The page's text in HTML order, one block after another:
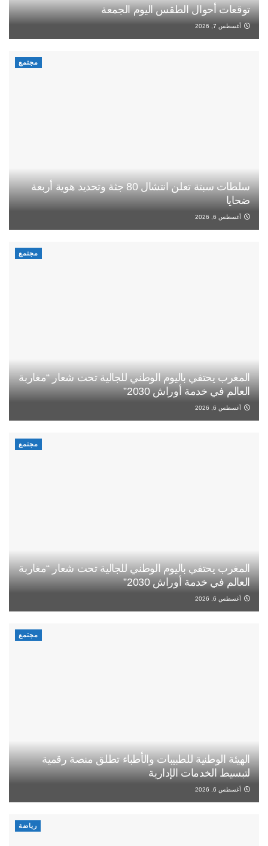
توقعات أحوال الطقس اليوم الجمعة
أغسطس 7, 2026
مجتمع
سلطات سبتة تعلن انتشال 80 جثة وتحديد هوية أربعة
ضحايا
أغسطس 6, 2026
مجتمع
المغرب يحتفي باليوم الوطني للجالية تحت شعار “مغاربة
العالم في خدمة أوراش 2030”
أغسطس 6, 2026
مجتمع
المغرب يحتفي باليوم الوطني للجالية تحت شعار “مغاربة
العالم في خدمة أوراش 2030”
أغسطس 6, 2026
مجتمع
الهيئة الوطنية للطبيبات والأطباء تطلق منصة رقمية
لتبسيط الخدمات الإدارية
أغسطس 6, 2026
رياضة